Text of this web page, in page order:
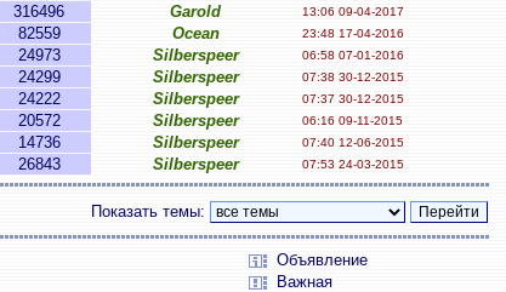
316496 Garold 13:06 09-04-2017
82559 Ocean 23:48 17-04-2016
24973 Silberspeer 06:58 07-01-2016
24299 Silberspeer 07:38 30-12-2015
24222 Silberspeer 07:37 30-12-2015
20572 Silberspeer 06:16 09-11-2015
14736 Silberspeer 07:40 12-06-2015
26843 Silberspeer 07:53 24-03-2015
Показать темы:
Объявление
Важная